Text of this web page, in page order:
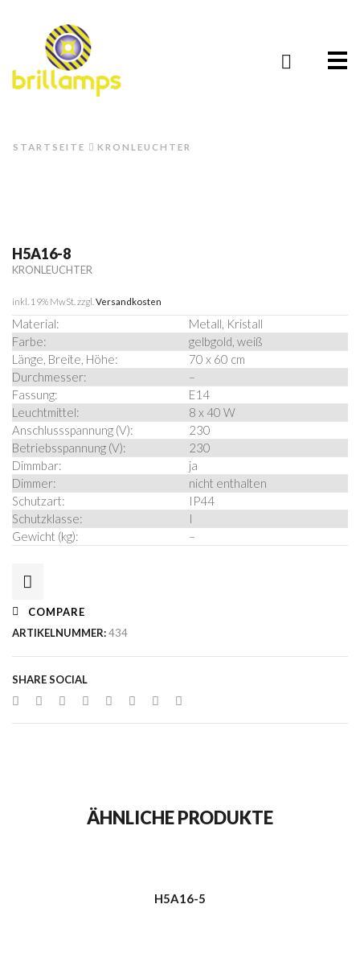
STARTSEITE KRONLEUCHTER
H5A16-8
KRONLEUCHTER
inkl. 19% MwSt. zzgl. Versandkosten
Material:
Metall, Kristall
Farbe:
gelbgold, weiß
Länge, Breite, Höhe:
70 x 60 cm
Durchmesser:
–
Fassung:
E14
Leuchtmittel:
8 x 40 W
Anschlussspannung (V):
230
Betriebsspannung (V):
230
Dimmbar:
ja
Dimmer:
nicht enthalten
Schutzart:
IP44
Schutzklasse:
I
Gewicht (kg):
–
COMPARE
ARTIKELNUMMER:434
SHARE SOCIAL
ÄHNLICHE PRODUKTE
H5A16-5